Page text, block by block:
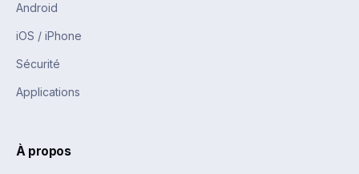
Android
iOS / iPhone
Sécurité
Applications
À propos